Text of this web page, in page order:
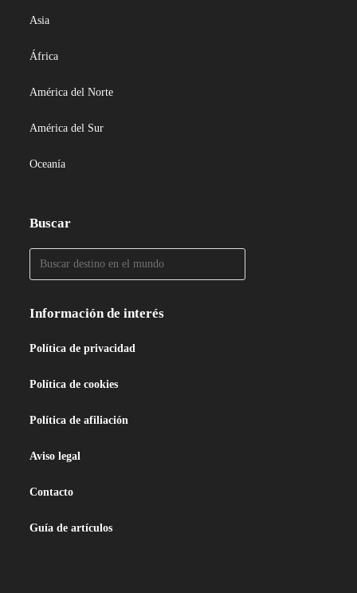
Asia
África
América del Norte
América del Sur
Oceanía
Buscar
Información de interés
Política de privacidad
Política de cookies
Política de afiliación
Aviso legal
Contacto
Guía de artículos